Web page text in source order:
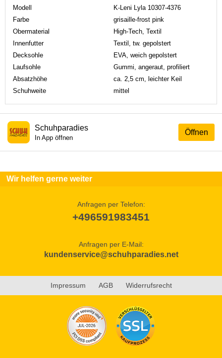
Modell
K-Leni Lyla 10307-4376
Farbe
grisaille-frost pink
Obermaterial
High-Tech, Textil
Innenfutter
Textil, tw. gepolstert
Decksohle
EVA, weich gepolstert
Laufsohle
Gummi, angeraut, profiliert
Absatzhöhe
ca. 2,5 cm, leichter Keil
Schuhweite
mittel
Öffnen
Schuhparadies
In App öffnen
Wir helfen gerne weiter
Anfragen per Telefon:
+496591983451
Anfragen per E-Mail:
kundenservice@schuhparadies.net
Impressum AGB Widerrufsrecht